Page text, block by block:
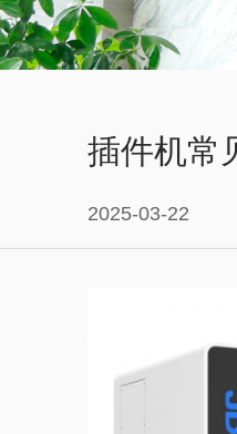
插件机常
2025-03-22